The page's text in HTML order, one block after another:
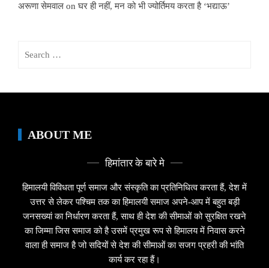
अरूणा सेमवाल onघर ही नहीं, मन को भी ज्योर्तिमय करता है ‘भद्याऊ’
ABOUT ME
हिमांतार के बारे मे
हिमालयी विविधता पूर्ण समाज और संस्कृति का प्रतिनिधित्व करता हैं, देश में
उत्तर से लेकर पश्चिम तक का हिमालयी समाज अपने-आप में बहुत बड़ी
जनसख्यां का निर्धारण करता हैं, साथ ही देश की सीमाओं को सुरक्षित रखने
का जिम्मा जिस समाज को है उसमें प्रमुख रूप से हिमालय में निवास करने
वाला ही समाज है जो सदियों से देश की सीमाओं का सजग प्रहरी की भांति
कार्य कर रहा हैं।